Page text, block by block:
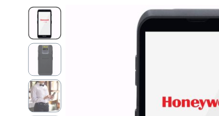
Saltar
de
la
galería
imágenes